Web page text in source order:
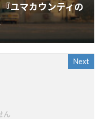
ユマカウンティの
Next
ん